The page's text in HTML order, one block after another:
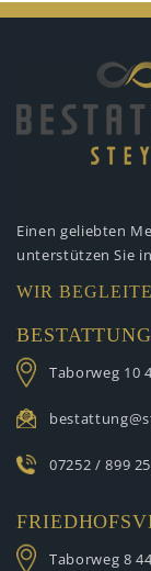
Einen geliebten
unterstützen Sie
WIR
Taborweg 10
07252 / 899
Taborweg 8